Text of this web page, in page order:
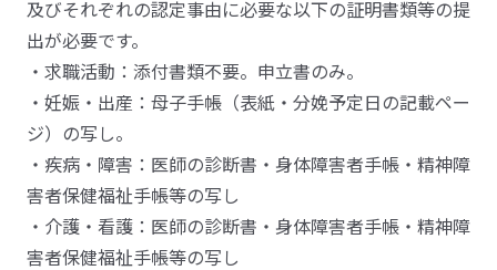
及びそれぞれの認定事由に必要な以下の証明書類等の提
出が必要です。
・求職活動：添付書類不要。申立書のみ。
・妊娠・出産：母子手帳（表紙・分娩予定日の記載ペー
ジ）の写し。
・疾病・障害：医師の診断書・身体障害者手帳・精神障
害者保健福祉手帳等の写し
・介護・看護：医師の診断書・身体障害者手帳・精神障
害者保健福祉手帳等の写し